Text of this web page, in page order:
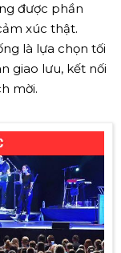
được phần
xúc thật.
là lựa chọn tối
giao lưu, kết nối
mời.